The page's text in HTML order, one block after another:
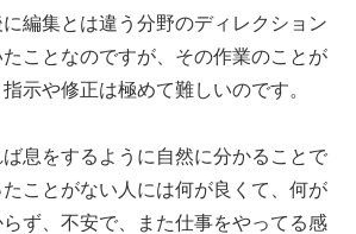
編集とは違う分野のディレクション
ことなのですが、その作業のことが
示や修正は極めて難しいのです。
息をするように自然に分かることで
ことがない人には何が良くて、何が
ず、不安で、また仕事をやってる感